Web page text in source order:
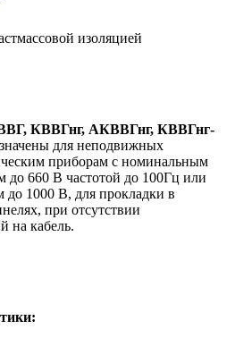
изоляцией
КВВГнг, АКВВГнг, КВВГнг-
для неподвижных
приборам с номинальным
660 В частотой до 100Гц или
1000 В, для прокладки в
при отсутствии
на кабель.